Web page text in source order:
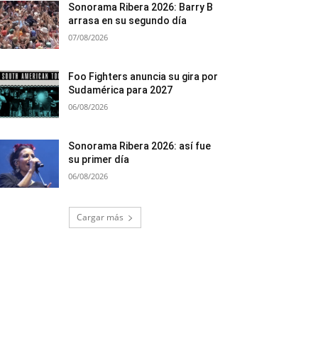
Sonorama Ribera 2026: Barry B
arrasa en su segundo día
07/08/2026
Foo Fighters anuncia su gira por
Sudamérica para 2027
06/08/2026
Sonorama Ribera 2026: así fue
su primer día
06/08/2026
Cargar más